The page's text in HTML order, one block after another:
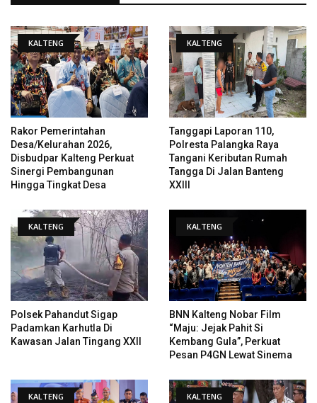
KALTENG
Rakor Pemerintahan
Desa/Kelurahan 2026,
Disbudpar Kalteng Perkuat
Sinergi Pembangunan
Hingga Tingkat Desa
KALTENG
Tanggapi Laporan 110,
Polresta Palangka Raya
Tangani Keributan Rumah
Tangga Di Jalan Banteng
XXIII
KALTENG
Polsek Pahandut Sigap
Padamkan Karhutla Di
Kawasan Jalan Tingang XXII
KALTENG
BNN Kalteng Nobar Film
“Maju: Jejak Pahit Si
Kembang Gula”, Perkuat
Pesan P4GN Lewat Sinema
KALTENG KALTENG